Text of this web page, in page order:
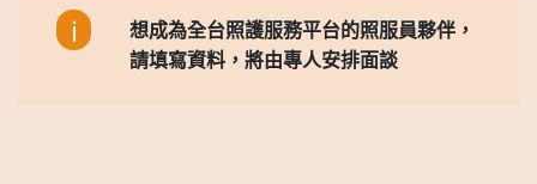
i
想成為全台照護服務平台的照服員夥伴，
請填寫資料，將由專人安排面談